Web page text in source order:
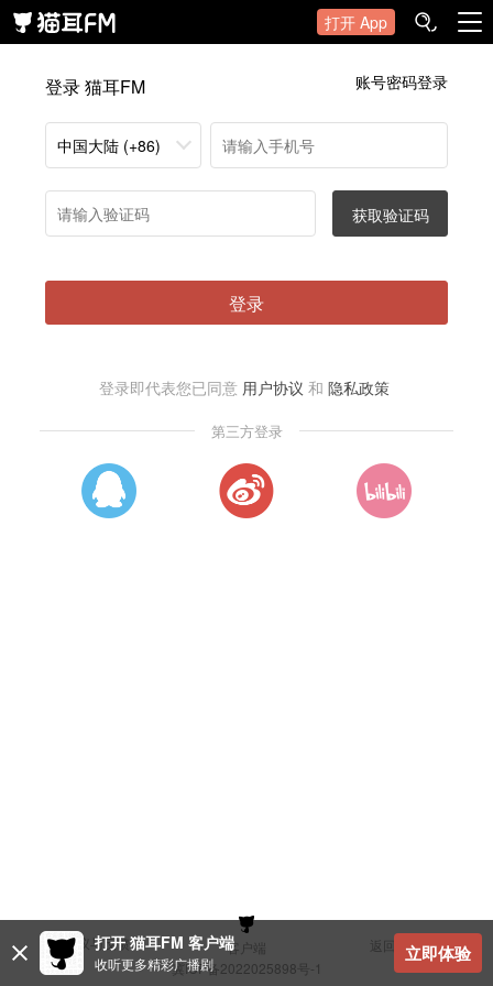
打开 App
登录 猫耳FM 账号密码登录
中国大陆 (+86)
获取验证码
登录
登录即代表您已同意 用户协议 和 隐私政策
第三方登录
建议与反馈 客户端
返回顶部
冀ICP备2022025898号-1
打开 猫耳FM 客户端
收听更多精彩广播剧 立即体验